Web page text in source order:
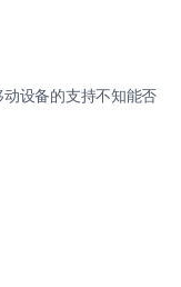
设备的支持不知能否